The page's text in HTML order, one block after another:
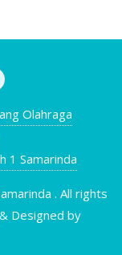
Olahraga
1 Samarinda
. All rights
& Designed by